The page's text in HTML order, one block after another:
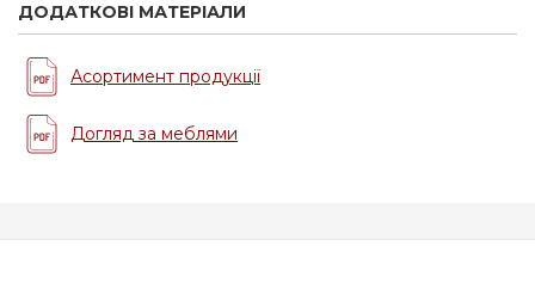
ДОДАТКОВІ МАТЕРІАЛИ
Асортимент продукції
Догляд за меблями